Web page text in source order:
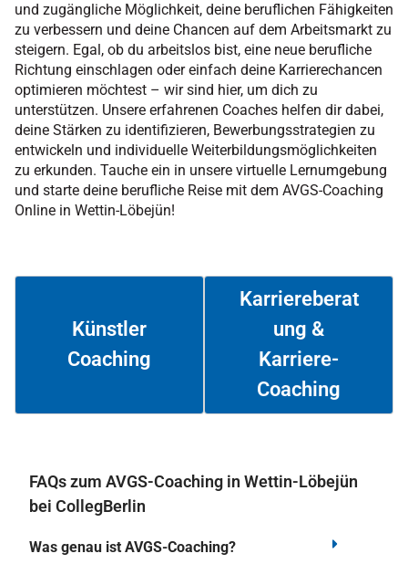
und zugängliche Möglichkeit, deine beruflichen Fähigkeiten
zu verbessern und deine Chancen auf dem Arbeitsmarkt zu
steigern. Egal, ob du arbeitslos bist, eine neue berufliche
Richtung einschlagen oder einfach deine Karrierechancen
optimieren möchtest – wir sind hier, um dich zu
unterstützen. Unsere erfahrenen Coaches helfen dir dabei,
deine Stärken zu identifizieren, Bewerbungsstrategien zu
entwickeln und individuelle Weiterbildungsmöglichkeiten
zu erkunden. Tauche ein in unsere virtuelle Lernumgebung
und starte deine berufliche Reise mit dem AVGS-Coaching
Online in Wettin-Löbejün!
Künstler
Coaching
Weiterlesen
Karriereberat
ung &
Karriere-
Coaching
Weiterlesen
FAQs zum AVGS-Coaching in Wettin-Löbejün
bei CollegBerlin
Was genau ist AVGS-Coaching?